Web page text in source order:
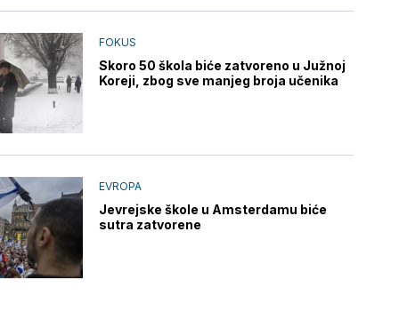
FOKUS
Skoro 50 škola biće zatvoreno u Južnoj
Koreji, zbog sve manjeg broja učenika
EVROPA
Jevrejske škole u Amsterdamu biće
sutra zatvorene